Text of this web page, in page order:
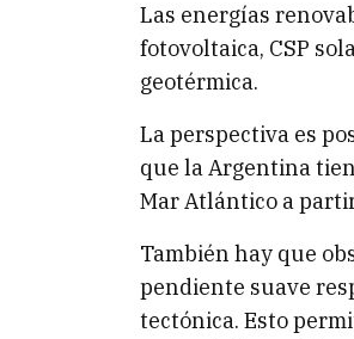
Las energías
fotovoltaica, CSP
geotérmica.
La perspectiva es
que la Argentina
Mar Atlántico a
También hay que
pendiente suave
tectónica. Esto